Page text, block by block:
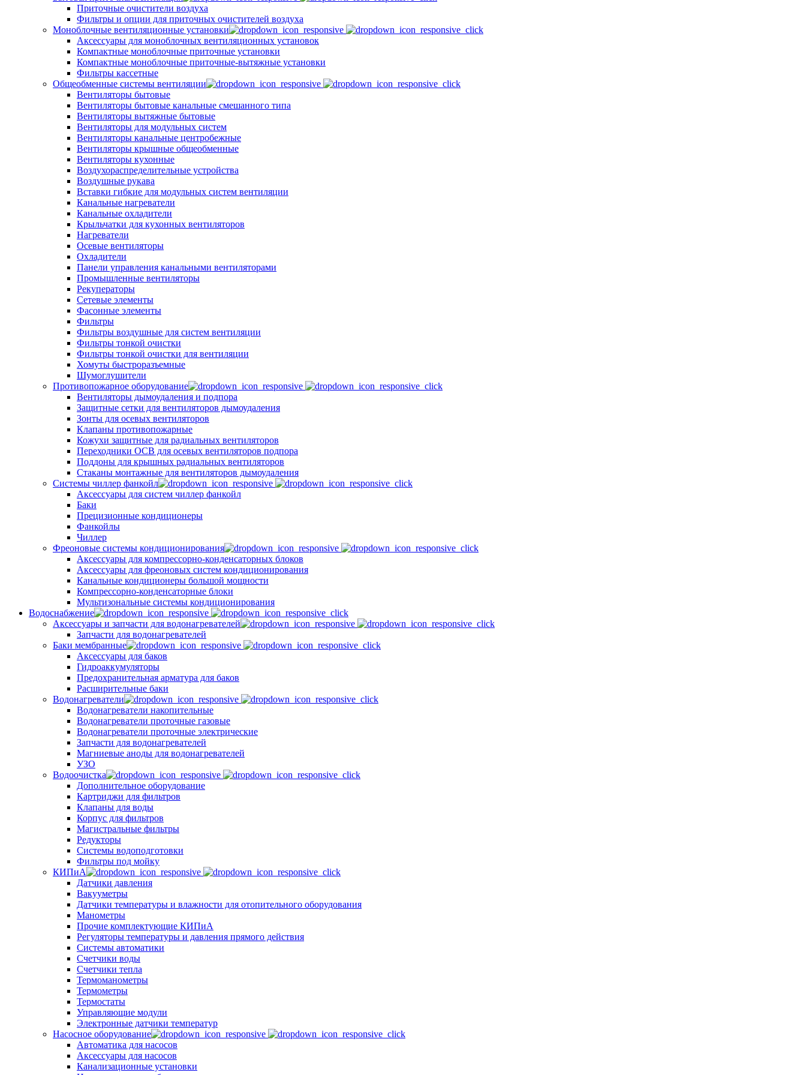
Приточные очистители воздуха
Фильтры и опции для приточных очистителей воздуха
Моноблочные вентиляционные установки
Аксессуары для моноблочных вентиляционных установок
Компактные моноблочные приточные установки
Компактные моноблочные приточные-вытяжные установки
Фильтры кассетные
Общеобменные системы вентиляции
Вентиляторы бытовые
Вентиляторы бытовые канальные смешанного типа
Вентиляторы вытяжные бытовые
Вентиляторы для модульных систем
Вентиляторы канальные центробежные
Вентиляторы крышные общеобменные
Вентиляторы кухонные
Воздухораспределительные устройства
Воздушные рукава
Вставки гибкие для модульных систем вентиляции
Канальные нагреватели
Канальные охладители
Крыльчатки для кухонных вентиляторов
Нагреватели
Осевые вентиляторы
Охладители
Панели управления канальными вентиляторами
Промышленные вентиляторы
Рекуператоры
Сетевые элементы
Фасонные элементы
Фильтры
Фильтры воздушные для систем вентиляции
Фильтры тонкой очистки
Фильтры тонкой очистки для вентиляции
Хомуты быстроразъемные
Шумоглушители
Противопожарное оборудование
Вентиляторы дымоудаления и подпора
Защитные сетки для вентиляторов дымоудаления
Зонты для осевых вентиляторов
Клапаны противопожарные
Кожухи защитные для радиальных вентиляторов
Переходники ОСВ для осевых вентиляторов подпора
Поддоны для крышных радиальных вентиляторов
Стаканы монтажные для вентиляторов дымоудаления
Системы чиллер фанкойл
Аксессуары для систем чиллер фанкойл
Баки
Прецизионные кондиционеры
Фанкойлы
Чиллер
Фреоновые системы кондиционирования
Аксессуары для компрессорно-конденсаторных блоков
Аксессуары для фреоновых систем кондиционирования
Канальные кондиционеры большой мощности
Компрессорно-конденсаторные блоки
Мультизональные системы кондиционирования
Водоснабжение
Аксессуары и запчасти для водонагревателей
Запчасти для водонагревателей
Баки мембранные
Аксессуары для баков
Гидроаккумуляторы
Предохранительная арматура для баков
Расширительные баки
Водонагреватели
Водонагреватели накопительные
Водонагреватели проточные газовые
Водонагреватели проточные электрические
Запчасти для водонагревателей
Магниевые аноды для водонагревателей
УЗО
Водоочистка
Дополнительное оборудование
Картриджи для фильтров
Клапаны для воды
Корпус для фильтров
Магистральные фильтры
Редукторы
Системы водоподготовки
Фильтры под мойку
КИПиА
Датчики давления
Вакууметры
Датчики температуры и влажности для отопительного оборудования
Манометры
Прочие комплектующие КИПиА
Регуляторы температуры и давления прямого действия
Системы автоматики
Счетчики воды
Счетчики тепла
Термоманометры
Термометры
Термостаты
Управляющие модули
Электронные датчики температур
Насосное оборудование
Автоматика для насосов
Аксессуары для насосов
Канализационные установки